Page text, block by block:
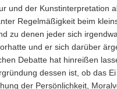
und der Kunstinterpretation
Regelmäßigkeit beim
zu denen jeder sich
und er sich darüber
Debatte hat hinreißen
dessen ist, ob das
der Persönlichkeit,